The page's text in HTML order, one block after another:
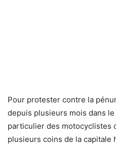
Pour protester contre la
depuis plusieurs mois dans
particulier des motocyclistes
plusieurs coins de la capitale